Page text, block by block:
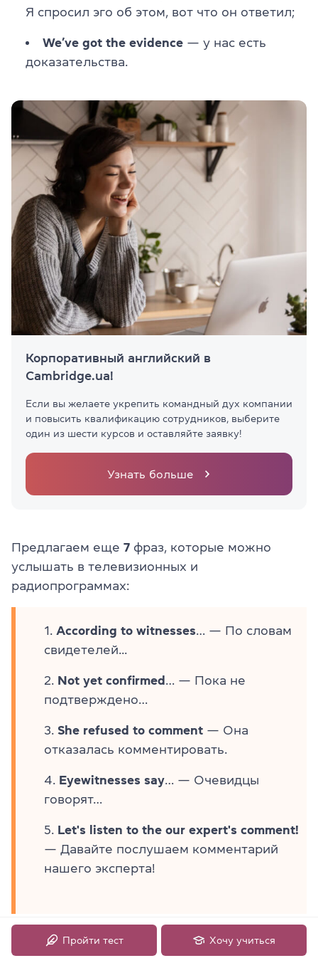
Я спросил эго об этом, вот что он ответил;
We’ve got the evidence — у нас есть
доказательства.
Корпоративный английский в
Cambridge.ua!
Если вы желаете укрепить командный дух компании
и повысить квалификацию сотрудников, выберите
один из шести курсов и оставляйте заявку!
Узнать больше
Предлагаем еще 7 фраз, которые можно
услышать в телевизионных и
радиопрограммах:
According to witnesses … — По словам
свидетелей...
Not yet confirmed
… — Пока не
подтверждено…
She refused to comment — Она
отказалась комментировать.
Eyewitnesses say … — Очевидцы
говорят…
Let's listen to the our expert's comment!
— Давайте послушаем комментарий
нашего эксперта!
В конце концов, ведущая завершает сюжет
Пройти тест Хочу учиться